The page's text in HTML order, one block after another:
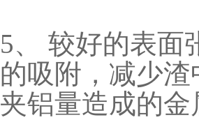
5、 较好的表面
的吸附，减少渣
夹铝量造成的金